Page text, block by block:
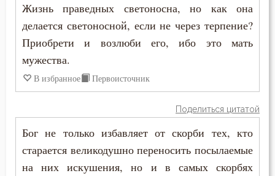
Бесы
Благодарность
Благоразумие
Антоний Великий
Антоний Оптинский (Путилов)
Арсений Великий
Варнава
Жизнь праведных светоносна, но как она
делается светоносной, если не через терпение?
Приобрети и возлюби его, ибо это мать
мужества.
В избранное Первоисточник
Поделиться цитатой
Бог не только избавляет от скорби тех, кто
старается великодушно переносить посылаемые
на них искушения, но и в самых скорбях